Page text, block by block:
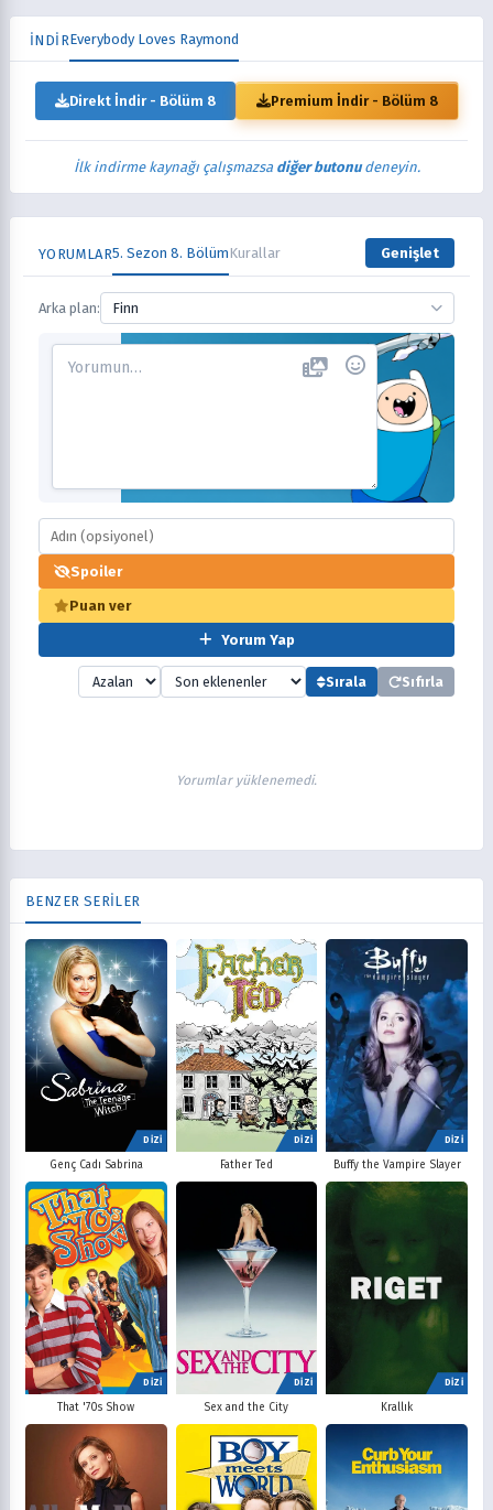
İNDİREverybody Loves Raymond
Direkt İndir - Bölüm 8 Premium İndir - Bölüm 8
İlk indirme kaynağı çalışmazsa diğer butonudeneyin.
YORUMLAR5. Sezon 8. BölümKurallar Genişlet
Arka plan: Finn
Spoiler
Puan ver
Yorum Yap
Sırala Sıfırla
Yorumlar yüklenemedi.
BENZER SERİLER
DİZİ
Genç Cadı Sabrina
DİZİ
Father Ted
DİZİ
Buffy the Vampire Slayer
DİZİ
That '70s Show
DİZİ
Sex and the City
DİZİ
Krallık